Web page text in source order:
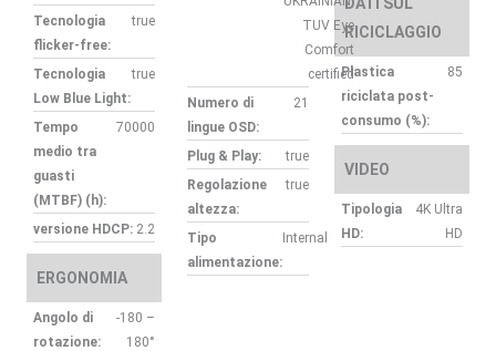
Tecnologia
flicker-free:
true
Tecnologia
Low Blue Light:
true
Tempo
medio tra
guasti
(MTBF) (h):
70000
versione HDCP: 2.2
ERGONOMIA
Angolo di
rotazione:
-180 –
180°
TUV Eye
Comfort
certified
Numero di
lingue OSD:
21
Plug & Play:
true
Regolazione
altezza:
true
Tipo
alimentazione:
Internal
RICICLAGGIO
Plastica
riciclata post-
consumo (%):
85
VIDEO
Tipologia
HD:
4K Ultra
HD